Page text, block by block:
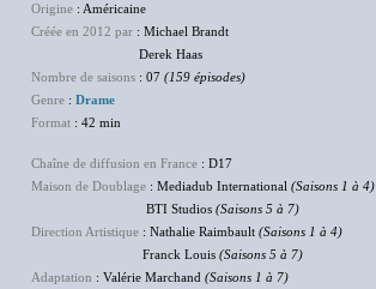
Origine : Américaine
Créée en 2012 par : Michael Brandt
Derek Haas
Nombre de saisons : 07 (159 épisodes)
Genre : Drame
Format : 42 min
Chaîne de diffusion en France : D17
Maison de Doublage : Mediadub International (Saisons 1 à 4)
BTI Studios (Saisons 5 à 7)
Direction Artistique : Nathalie Raimbault (Saisons 1 à 4)
Franck Louis (Saisons 5 à 7)
Adaptation : Valérie Marchand (Saisons 1 à 7)